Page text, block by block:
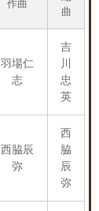
作曲
曲
羽場仁
志
吉
川
忠
英
西脇辰
弥
西
脇
辰
弥